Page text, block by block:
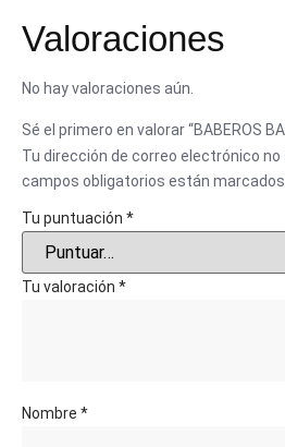
Valoraciones
No hay valoraciones aún.
Sé el primero en valorar “BABEROS
Tu dirección de correo electrónico no
campos obligatorios están
Tu puntuación *
Tu valoración *
Nombre *